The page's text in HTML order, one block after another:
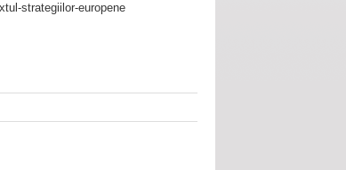
strategiilor-europene